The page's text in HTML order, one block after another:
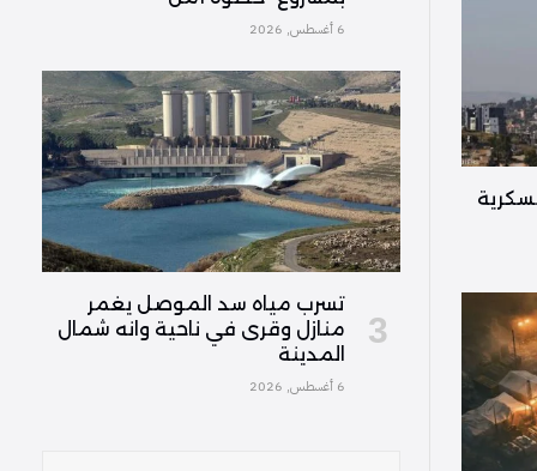
6 أغسطس, 2026
تسرب مياه سد الموصل يغمر
منازل وقرى في ناحية وانه شمال
المدينة
6 أغسطس, 2026